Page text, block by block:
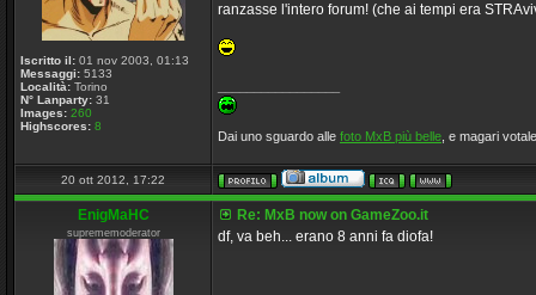
Iscritto il: 01 nov 2003, 01:13
Messaggi: 5133
Località: Torino
N° Lanparty: 31
Images: 260
Highscores: 8
ranzasse l'intero forum! (che ai tempi era
Dai uno sguardo alle foto MxB più belle , e magari
20 ott 2012, 17:22
EnigMaHC
suprememoderator
Re: MxB now on GameZoo.it
df, va beh... erano 8 anni fa diofa!